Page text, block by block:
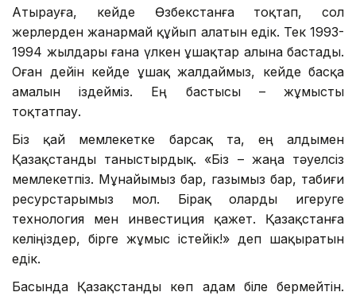
Атырауға, кейде Өзбекстанға тоқтап, сол
жерлерден жанармай құйып алатын едік. Тек 1993-
1994 жылдары ғана үлкен ұшақтар алына бастады.
Оған дейін кейде ұшақ жалдаймыз, кейде басқа
амалын іздейміз. Ең бастысы – жұмысты
тоқтатпау.
Біз қай мемлекетке барсақ та, ең алдымен
Қазақстанды таныстырдық. «Біз – жаңа тәуелсіз
мемлекетпіз. Мұнайымыз бар, газымыз бар, табиғи
ресурстарымыз мол. Бірақ оларды игеруге
технология мен инвестиция қажет. Қазақстанға
келіңіздер, бірге жұмыс істейік!» деп шақыратын
едік.
Басында Қазақстанды көп адам біле бермейтін.